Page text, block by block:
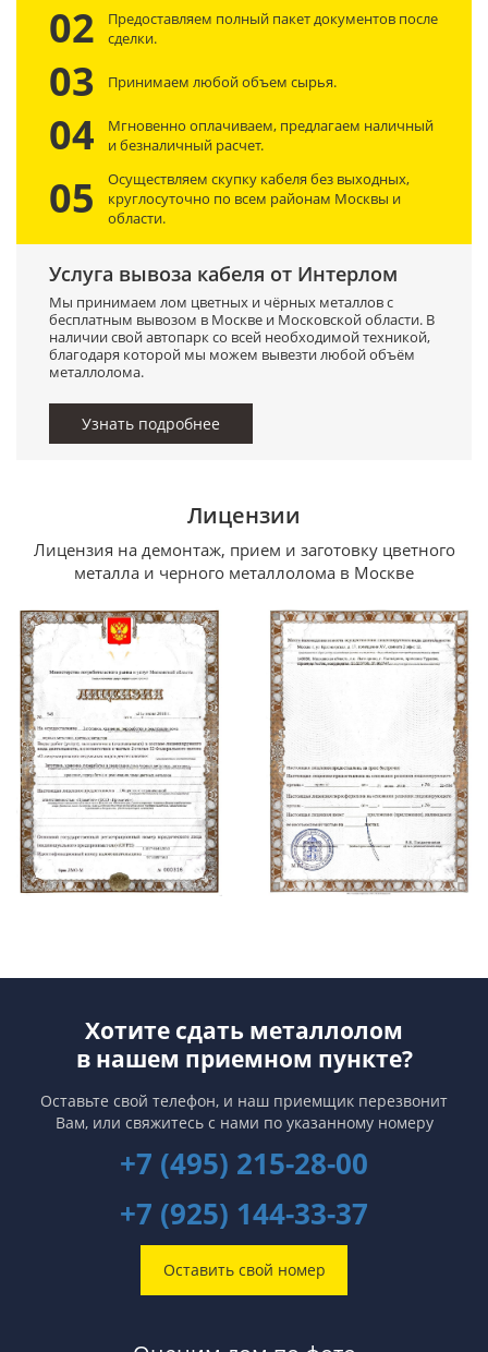
02
Предоставляем полный пакет документов после
сделки.
03 Принимаем любой объем сырья.
04
Мгновенно оплачиваем, предлагаем наличный
и безналичный расчет.
05
Осуществляем скупку кабеля без выходных,
круглосуточно по всем районам Москвы и
области.
Услуга вывоза кабеля от Интерлом
Мы принимаем лом цветных и чёрных металлов с
бесплатным вывозом в Москве и Московской области. В
наличии свой автопарк со всей необходимой техникой,
благодаря которой мы можем вывезти любой объём
металлолома.
Узнать подробнее
Лицензии
Лицензия на демонтаж, прием и заготовку цветного
металла и черного металлолома в Москве
Хотите сдать металлолом
в нашем приемном пункте?
Оставьте свой телефон, и наш приемщик перезвонит
Вам, или свяжитесь с нами по указанному номеру
+7 (495) 215-28-00
+7 (925) 144-33-37
Оставить свой номер